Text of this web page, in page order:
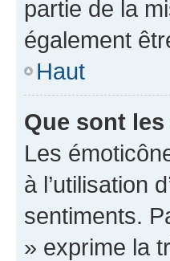
partie de la
également
Haut
Que sont
Les
à l’utilisation
sentiments.
» exprime la